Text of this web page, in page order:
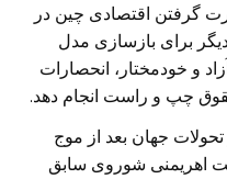
گرفتن اقتصادی چین در
برای بازسازی مدل
و خودمختار، انحصارات
چپ و راست انجام دهد.
جهان بعد از موج
اهریمنی شوروی سابق